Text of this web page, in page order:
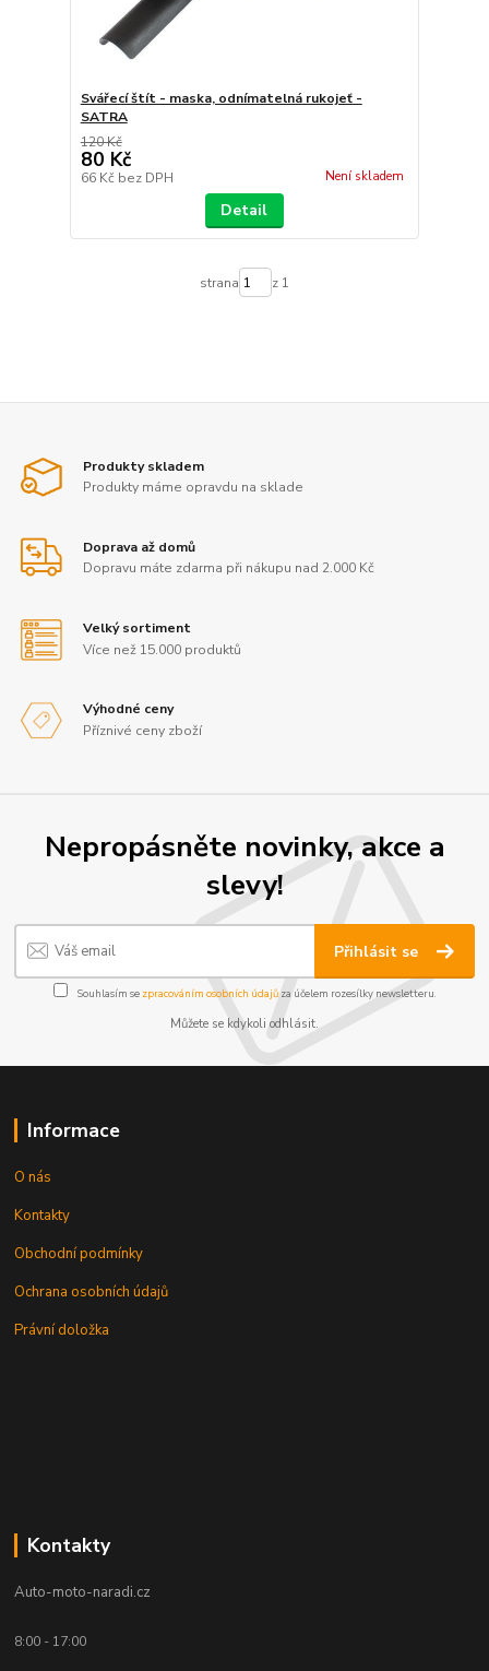
Svářecí štít - maska, odnímatelná rukojeť -
SATRA
120 Kč
80 Kč
66 Kč bez DPH Není skladem
Detail
strana z 1
Produkty skladem
Produkty máme opravdu na sklade
Doprava až domů
Dopravu máte zdarma při nákupu nad 2.000 Kč
Velký sortiment
Více než 15.000 produktů
Výhodné ceny
Příznivé ceny zboží
Nepropásněte novinky, akce a
slevy!
Přihlásit se
Souhlasím se zpracováním osobních údajůza účelem rozesílky newsletteru.
Můžete se kdykoli odhlásit.
Informace
O nás
Kontakty
Obchodní podmínky
Ochrana osobních údajů
Právní doložka
Kontakty
Auto-moto-naradi.cz
8:00 - 17:00